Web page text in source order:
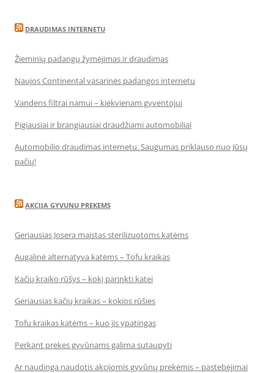
DRAUDIMAS INTERNETU
Žieminių padangų žymėjimas ir draudimas
Naujos Continental vasarinės padangos internetu
Vandens filtrai namui – kiekvienam gyventojui
Pigiausiai ir brangiausiai draudžiami automobiliai
Automobilio draudimas internetu. Saugumas priklauso nuo Jūsų
pačių!
AKCIJA GYVUNU PREKEMS
Geriausias Josera maistas sterilizuotoms katėms
Augalinė alternatyva katėms – Tofu kraikas
Kačių kraiko rūšys – kokį parinkti katei
Geriausias kačių kraikas – kokios rūšies
Tofu kraikas katėms – kuo jis ypatingas
Perkant prekes gyvūnams galima sutaupyti
Ar naudinga naudotis akcijomis gyvūnų prekėmis – pastebėjimai